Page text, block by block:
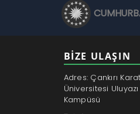
BİZE ULAŞIN
Adres: Çankırı
Üniversitesi Uluyazı
Kampüsü